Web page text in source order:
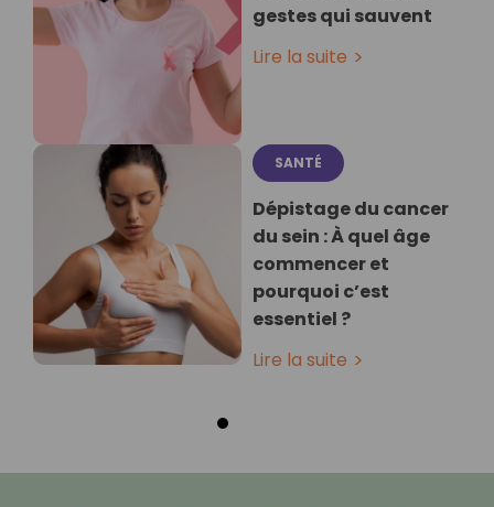
gestes qui sauvent
Lire la suite
SANTÉ
Dépistage du cancer
du sein : À quel âge
commencer et
pourquoi c’est
essentiel ?
Lire la suite